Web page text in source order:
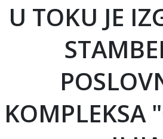
U TOKU JE
KOMPLEKSA